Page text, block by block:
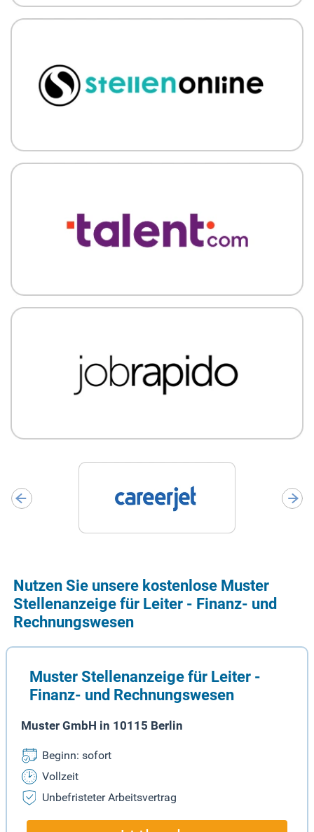
Nutzen Sie unsere kostenlose Muster
Stellenanzeige für Leiter - Finanz- und
Rechnungswesen
Muster Stellenanzeige für Leiter -
Finanz- und Rechnungswesen
Muster GmbH in 10115 Berlin
Beginn: sofort
Vollzeit
Unbefristeter Arbeitsvertrag